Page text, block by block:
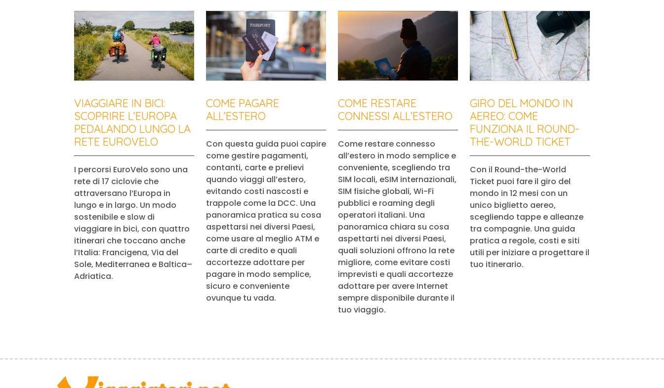
VIAGGIARE IN BICI:
SCOPRIRE L’EUROPA
PEDALANDO LUNGO LA
RETE EUROVELO
I percorsi EuroVelo sono una
rete di 17 ciclovie che
attraversano l’Europa in
lungo e in largo. Un modo
sostenibile e slow di
viaggiare in bici, con quattro
itinerari che toccano anche
l’Italia: Francigena, Via del
Sole, Mediterranea e Baltica–
Adriatica.
COME PAGARE
ALL’ESTERO
Con questa guida puoi capire
come gestire pagamenti,
contanti, carte e prelievi
quando viaggi all’estero,
evitando costi nascosti e
trappole come la DCC. Una
panoramica pratica su cosa
aspettarsi nei diversi Paesi,
come usare al meglio ATM e
carte di credito e quali
accortezze adottare per
pagare in modo semplice,
sicuro e conveniente
ovunque tu vada.
COME RESTARE
CONNESSI ALL’ESTERO
Come restare connesso
all’estero in modo semplice e
conveniente, scegliendo tra
SIM locali, eSIM internazionali,
SIM fisiche globali, Wi-Fi
pubblici e roaming degli
operatori italiani. Una
panoramica chiara su cosa
aspettarti nei diversi Paesi,
quali soluzioni offrono la rete
migliore, come evitare costi
imprevisti e quali accortezze
adottare per avere Internet
sempre disponibile durante il
tuo viaggio.
GIRO DEL MONDO IN
AEREO: COME
FUNZIONA IL ROUND-
THE-WORLD TICKET
Con il Round-the-World
Ticket puoi fare il giro del
mondo in 12 mesi con un
unico biglietto aereo,
scegliendo tappe e alleanze
tra compagnie. Una guida
pratica a regole, costi e siti
utili per iniziare a progettare il
tuo itinerario.